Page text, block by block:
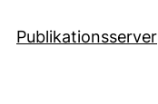
Publikationsserver